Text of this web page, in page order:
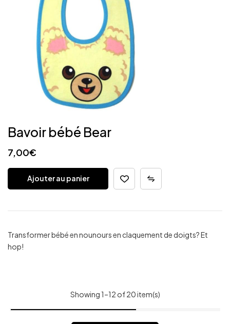
Bavoir bébé Bear
7,00€
Ajouter au panier
Transformer bébé en nounours en claquement de doigts? Et
hop!
Showing 1–12 of 20 item(s)